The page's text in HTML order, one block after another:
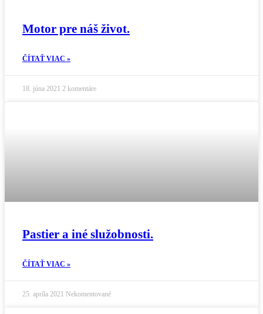
Motor pre náš život.
ČÍTAŤ VIAC »
18. júna 2021 2 komentáre
Pastier a iné služobnosti.
ČÍTAŤ VIAC »
25. apríla 2021 Nekomentované